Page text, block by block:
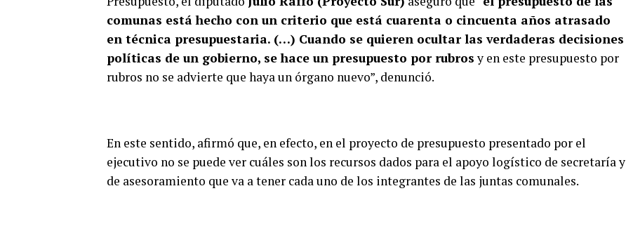
comunas está hecho con un criterio que está cuarenta o cincuenta años atrasado
en técnica presupuestaria. (…) Cuando se quieren ocultar las verdaderas decisiones
políticas de un gobierno, se hace un presupuesto por rubrosy en este presupuesto por
rubros no se advierte que haya un órgano nuevo”, denunció.
En este sentido, afirmó que, en efecto, en el proyecto de presupuesto presentado por el
ejecutivo no se puede ver cuáles son los recursos dados para el apoyo logístico de secretaría y
de asesoramiento que va a tener cada uno de los integrantes de las juntas comunales.